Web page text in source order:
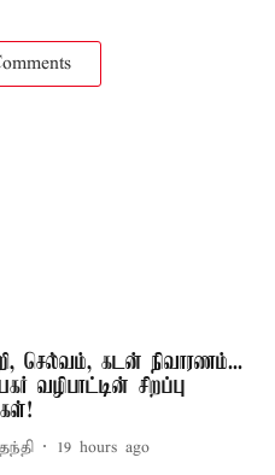
செல்வம், கடன் நிவாரணம்...
வழிபாட்டின் சிறப்பு
19 hours ago